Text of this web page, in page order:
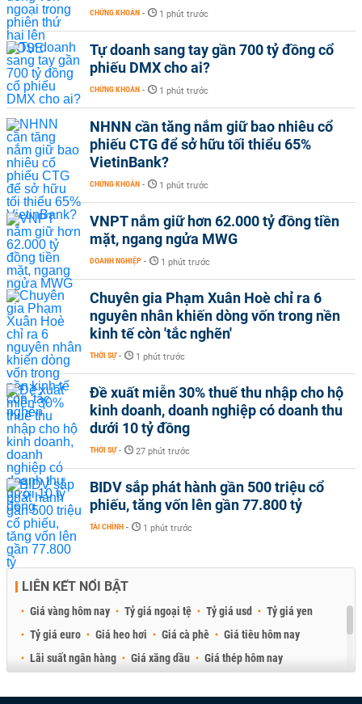
CHỨNG KHOÁN - 1 phút trước
Tự doanh sang tay gần 700 tỷ đồng cổ
phiếu DMX cho ai?
CHỨNG KHOÁN - 1 phút trước
NHNN cần tăng nắm giữ bao nhiêu cổ
phiếu CTG để sở hữu tối thiểu 65%
VietinBank?
CHỨNG KHOÁN - 1 phút trước
VNPT nắm giữ hơn 62.000 tỷ đồng tiền
mặt, ngang ngửa MWG
DOANH NGHIỆP - 1 phút trước
Chuyên gia Phạm Xuân Hoè chỉ ra 6
nguyên nhân khiến dòng vốn trong nền
kinh tế còn 'tắc nghẽn'
THỜI SỰ - 1 phút trước
Đề xuất miễn 30% thuế thu nhập cho hộ
kinh doanh, doanh nghiệp có doanh thu
dưới 10 tỷ đồng
THỜI SỰ - 27 phút trước
BIDV sắp phát hành gần 500 triệu cổ
phiếu, tăng vốn lên gần 77.800 tỷ
TÀI CHÍNH - 1 phút trước
LIÊN KẾT NỔI BẬT
Giá vàng hôm nay Tỷ giá ngoại tệ Tỷ giá usd
Tỷ giá yen
Tỷ giá euro
Giá heo hơi Giá cà phê
Giá tiêu hôm nay
Lãi suất ngân hàng
Giá xăng dầu
Giá thép hôm nay